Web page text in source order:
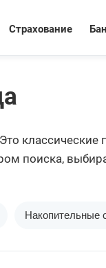
Страхование
классические
поиска,
Накопительные